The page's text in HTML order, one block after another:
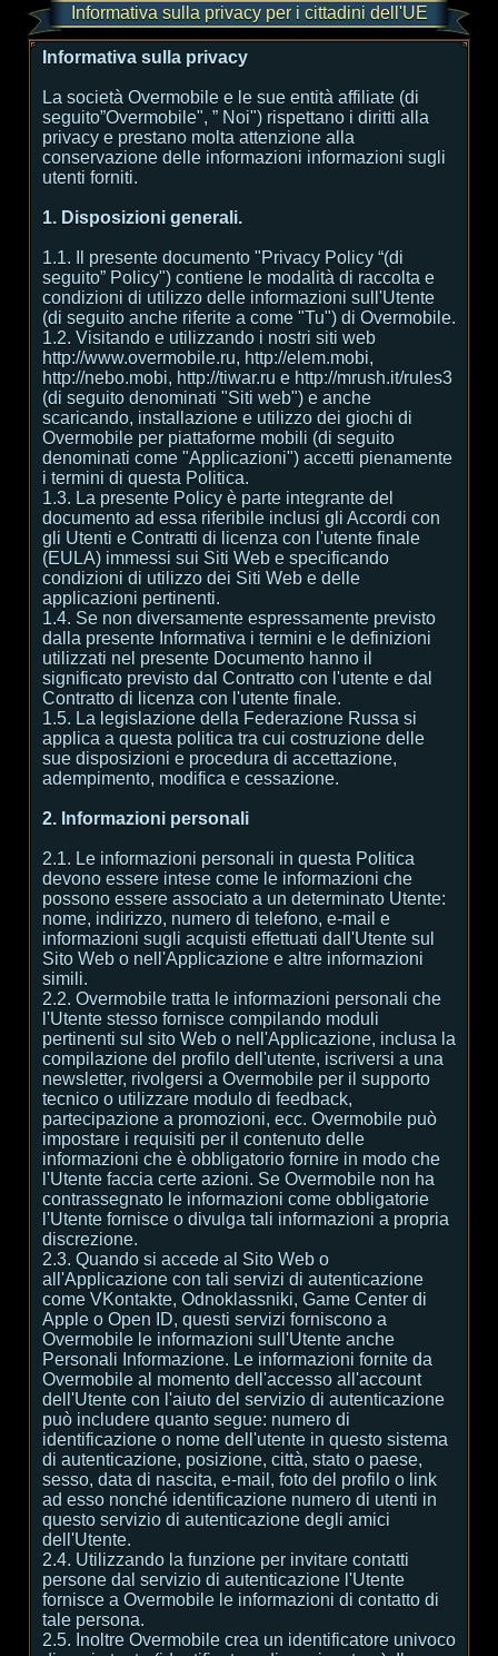
Informativa sulla privacy per i cittadini dell'UE
Informativa sulla privacy
La società Overmobile e le sue entità affiliate (di
seguito”Overmobile", ” Noi") rispettano i diritti alla
privacy e prestano molta attenzione alla
conservazione delle informazioni informazioni sugli
utenti forniti.
1. Disposizioni generali.
1.1. Il presente documento "Privacy Policy “(di
seguito” Policy") contiene le modalità di raccolta e
condizioni di utilizzo delle informazioni sull'Utente
(di seguito anche riferite a come "Tu") di Overmobile.
1.2. Visitando e utilizzando i nostri siti web
http://www.overmobile.ru, http://elem.mobi,
http://nebo.mobi, http://tiwar.ru e http://mrush.it/rules3
(di seguito denominati "Siti web") e anche
scaricando, installazione e utilizzo dei giochi di
Overmobile per piattaforme mobili (di seguito
denominati come "Applicazioni") accetti pienamente
i termini di questa Politica.
1.3. La presente Policy è parte integrante del
documento ad essa riferibile inclusi gli Accordi con
gli Utenti e Contratti di licenza con l'utente finale
(EULA) immessi sui Siti Web e specificando
condizioni di utilizzo dei Siti Web e delle
applicazioni pertinenti.
1.4. Se non diversamente espressamente previsto
dalla presente Informativa i termini e le definizioni
utilizzati nel presente Documento hanno il
significato previsto dal Contratto con l'utente e dal
Contratto di licenza con l'utente finale.
1.5. La legislazione della Federazione Russa si
applica a questa politica tra cui costruzione delle
sue disposizioni e procedura di accettazione,
adempimento, modifica e cessazione.
2. Informazioni personali
2.1. Le informazioni personali in questa Politica
devono essere intese come le informazioni che
possono essere associato a un determinato Utente:
nome, indirizzo, numero di telefono, e-mail e
informazioni sugli acquisti effettuati dall'Utente sul
Sito Web o nell'Applicazione e altre informazioni
simili.
2.2. Overmobile tratta le informazioni personali che
l'Utente stesso fornisce compilando moduli
pertinenti sul sito Web o nell'Applicazione, inclusa la
compilazione del profilo dell'utente, iscriversi a una
newsletter, rivolgersi a Overmobile per il supporto
tecnico o utilizzare modulo di feedback,
partecipazione a promozioni, ecc. Overmobile può
impostare i requisiti per il contenuto delle
informazioni che è obbligatorio fornire in modo che
l'Utente faccia certe azioni. Se Overmobile non ha
contrassegnato le informazioni come obbligatorie
l'Utente fornisce o divulga tali informazioni a propria
discrezione.
2.3. Quando si accede al Sito Web o
all'Applicazione con tali servizi di autenticazione
come VKontakte, Odnoklassniki, Game Center di
Apple o Open ID, questi servizi forniscono a
Overmobile le informazioni sull'Utente anche
Personali Informazione. Le informazioni fornite da
Overmobile al momento dell'accesso all'account
dell'Utente con l'aiuto del servizio di autenticazione
può includere quanto segue: numero di
identificazione o nome dell'utente in questo sistema
di autenticazione, posizione, città, stato o paese,
sesso, data di nascita, e-mail, foto del profilo o link
ad esso nonché identificazione numero di utenti in
questo servizio di autenticazione degli amici
dell'Utente.
2.4. Utilizzando la funzione per invitare contatti
persone dal servizio di autenticazione l'Utente
fornisce a Overmobile le informazioni di contatto di
tale persona.
2.5. Inoltre Overmobile crea un identificatore univoco